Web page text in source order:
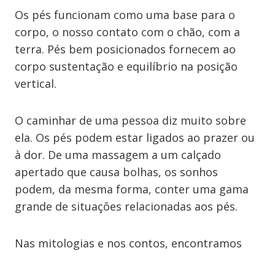
Os pés funcionam como uma base para o
corpo, o nosso contato com o chão, com a
terra. Pés bem posicionados fornecem ao
corpo sustentação e equilíbrio na posição
vertical.
O caminhar de uma pessoa diz muito sobre
ela. Os pés podem estar ligados ao prazer ou
à dor. De uma massagem a um calçado
apertado que causa bolhas, os sonhos
podem, da mesma forma, conter uma gama
grande de situações relacionadas aos pés.
Nas mitologias e nos contos, encontramos